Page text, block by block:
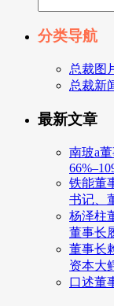
分类导航
总裁图
总裁新
最新文章
南玻a
铁能董
书记、
杨泽柱
董事长
董事长
资本大
口述董